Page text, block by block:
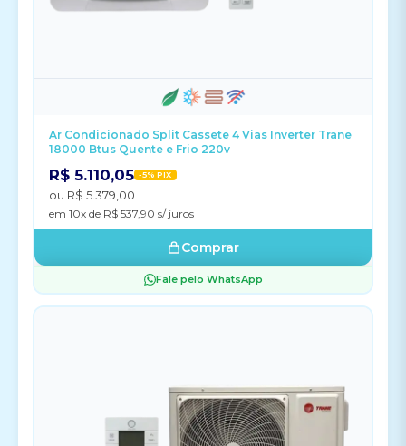
Ar Condicionado Split Cassete 4 Vias Inverter Trane
18000 Btus Quente e Frio 220v
R$ 5.110,05 -5% PIX
ou R$ 5.379,00
em 10x de R$ 537,90 s/ juros
Comprar
Fale pelo WhatsApp